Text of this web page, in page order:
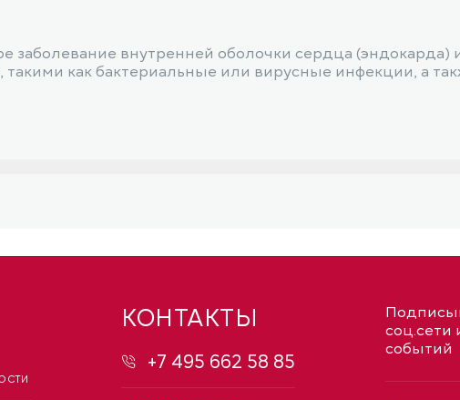
заболевание внутренней оболочки сердца
как бактериальные или вирусные инфекции, а
КОНТАКТЫ
+7 495 662 58 85
соц.сети
событий